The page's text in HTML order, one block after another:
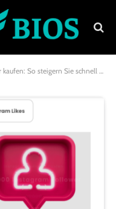
Sie schnell Ihren Einfluss in den sozialen Medien